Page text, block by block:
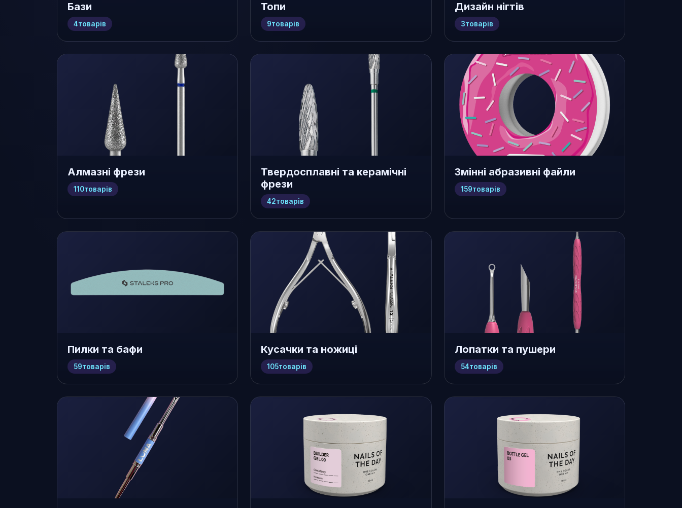
Бази
4товарів
Топи
9товарів
Дизайн нігтів
3товарів
Алмазні фрези
110товарів
Твердосплавні та керамічні
фрези
42товарів
Змінні абразивні файли
159товарів
Пилки та бафи
59товарів
Кусачки та ножиці
105товарів
Лопатки та пушери
54товарів